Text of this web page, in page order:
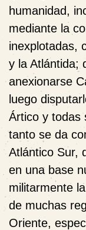
humanidad,
mediante la
inexplotadas,
y la Atlántida;
anexionarse
luego
Ártico y todas
tanto se da
Atlántico Sur,
en una base
militarmente
de muchas
Oriente,